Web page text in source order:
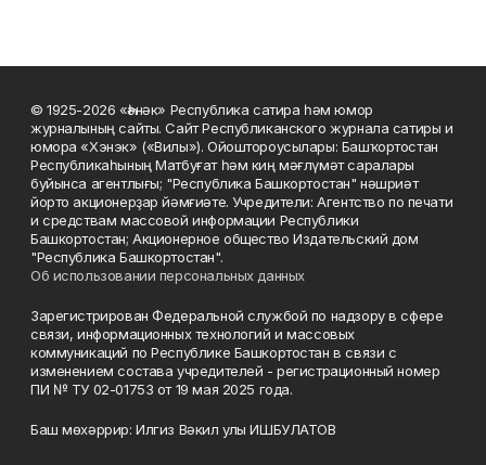
© 1925-2026 «Һәнәк» Республика сатира һәм юмор
журналының сайты. Сайт Республиканского журнала сатиры и
юмора «Хэнэк» («Вилы»). Ойоштороусылары: Башҡортостан
Республикаһының Матбуғат һәм киң мәғлүмәт саралары
буйынса агентлығы; "Республика Башкортостан" нәшриәт
йорто акционерҙар йәмғиәте. Учредители: Агентство по печати
и средствам массовой информации Республики
Башкортостан; Акционерное общество Издательский дом
"Республика Башкортостан".
Об использовании персональных данных
Зарегистрирован Федеральной службой по надзору в сфере
связи, информационных технологий и массовых
коммуникаций по Республике Башкортостан в связи с
изменением состава учредителей - регистрационный номер
ПИ № ТУ 02-01753 от 19 мая 2025 года.
Баш мөхәррир: Илгиз Вәкил улы ИШБУЛАТОВ